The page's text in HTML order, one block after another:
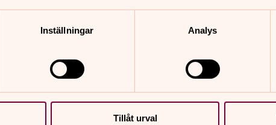
Inställningar Analys
Tillåt urval
20:00
20:00